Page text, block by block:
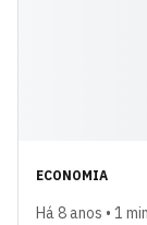
ECONOMIA
Há 8 anos • 1